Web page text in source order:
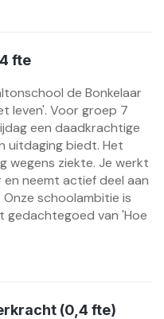
fte
de Bonkelaar
leven'. Voor groep 7
een daadkrachtige
uitdaging biedt. Het
wegens ziekte. Je werkt
neemt actief deel aan
schoolambitie is
van 'Hoe
(0,4 fte)